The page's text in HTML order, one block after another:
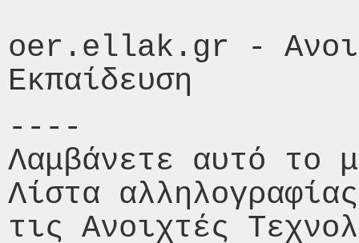
oer.ellak.gr -
----
Λαμβάνετε αυτό το
Λίστα